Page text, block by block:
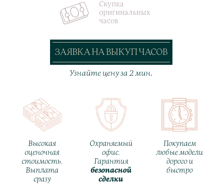
Скупка
оригинальных
часов
Узнайте цену за 2 мин.
ЗАЯВКА НА ВЫКУП ЧАСОВ
Высокая
оценочная
стоимость.
Выплата
сразу
Охраняемый
офис.
Гарантия
безопасной
сделки
Покупаем
любые модели
дорого и
быстро